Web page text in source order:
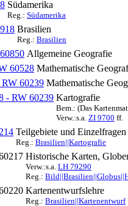
Südamerika
Reg.: Südamerika
Brasilien
Reg.: Brasilien
Allgemeine Geografie
60528 Mathematische
60239 Mathematische
- RW 60239 Kartografie
Bem.: (Das
Verw.:s.a. ZI 9700 ff.
Teilgebiete und Einzelfragen
Reg.: Brasilien||Kartografie
Historische Karten,
Verw.:s.a. LH 79290
Reg.:
Kartenentwurfslehre
Reg.: Brasilien||Kartenentwurf